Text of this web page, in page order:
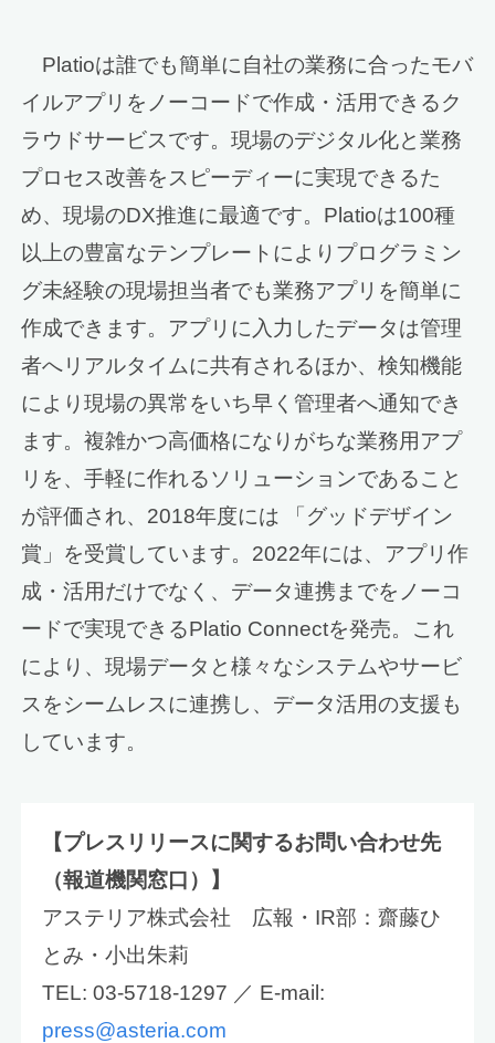
Platioは誰でも簡単に自社の業務に合ったモバ
イルアプリをノーコードで作成・活用できるク
ラウドサービスです。現場のデジタル化と業務
プロセス改善をスピーディーに実現できるた
め、現場のDX推進に最適です。Platioは100種
以上の豊富なテンプレートによりプログラミン
グ未経験の現場担当者でも業務アプリを簡単に
作成できます。アプリに入力したデータは管理
者へリアルタイムに共有されるほか、検知機能
により現場の異常をいち早く管理者へ通知でき
ます。複雑かつ高価格になりがちな業務用アプ
リを、手軽に作れるソリューションであること
が評価され、2018年度には 「グッドデザイン
賞」を受賞しています。2022年には、アプリ作
成・活用だけでなく、データ連携までをノーコ
ードで実現できるPlatio Connectを発売。これ
により、現場データと様々なシステムやサービ
スをシームレスに連携し、データ活用の支援も
しています。
【プレスリリースに関するお問い合わせ先
（報道機関窓口）】
アステリア株式会社 広報・IR部：齋藤ひ
とみ・小出朱莉
TEL: 03-5718-1297 ／ E-mail:
press@asteria.com